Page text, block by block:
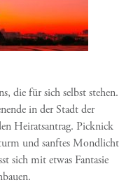
die für sich selbst stehen.
in der Stadt der
Heiratsantrag. Picknick
und sanftes Mondlicht
sich mit etwas Fantasie